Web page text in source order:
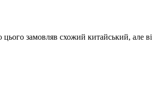
замовляв схожий китайський, але